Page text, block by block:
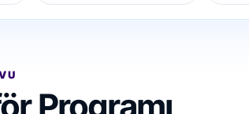
Programı